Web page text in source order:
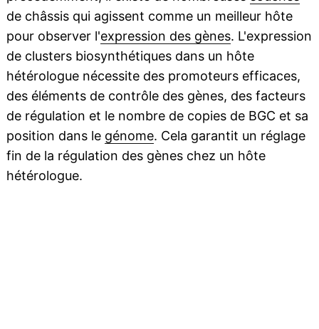
de châssis qui agissent comme un meilleur hôte
pour observer l'expression des gènes. L'expression
de clusters biosynthétiques dans un hôte
hétérologue nécessite des promoteurs efficaces,
des éléments de contrôle des gènes, des facteurs
de régulation et le nombre de copies de BGC et sa
position dans le génome. Cela garantit un réglage
fin de la régulation des gènes chez un hôte
hétérologue.